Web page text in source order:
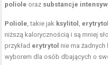
poliole oraz substancje
Poliole, takie jak ksylitol , erytrytol
niższą kalorycznością i są mniej
przykład erytrytol nie ma
wyborem dla osób dbających o